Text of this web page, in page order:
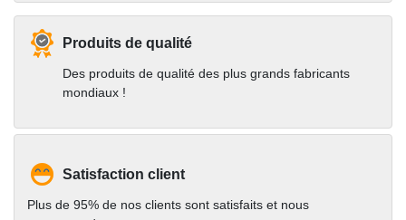
Produits de qualité
Des produits de qualité des plus grands fabricants
mondiaux !
Satisfaction client
Plus de 95% de nos clients sont satisfaits et nous